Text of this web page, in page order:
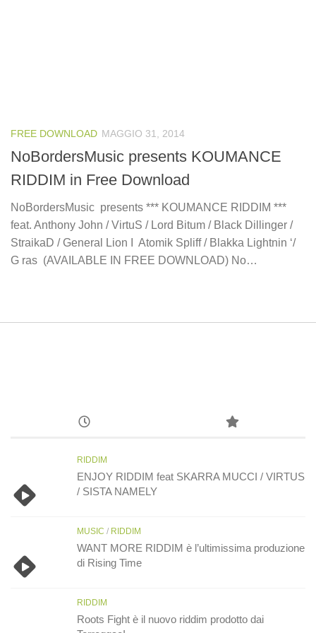
FREE DOWNLOAD MAGGIO 31, 2014
NoBordersMusic presents KOUMANCE
RIDDIM in Free Download
NoBordersMusic presents *** KOUMANCE RIDDIM ***
feat. Anthony John / VirtuS / Lord Bitum / Black Dillinger /
StraikaD / General Lion I Atomik Spliff / Blakka Lightnin ‘/
G ras (AVAILABLE IN FREE DOWNLOAD) No…
RIDDIM
ENJOY RIDDIM feat SKARRA MUCCI / VIRTUS
/ SISTA NAMELY
MUSIC / RIDDIM
WANT MORE RIDDIM è l’ultimissima produzione
di Rising Time
RIDDIM
Roots Fight è il nuovo riddim prodotto dai